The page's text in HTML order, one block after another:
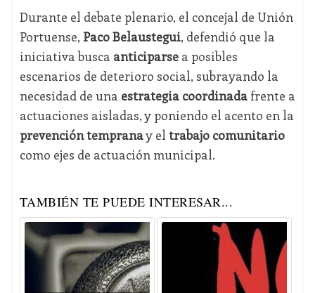
Durante el debate plenario, el concejal de Unión
Portuense, Paco Belaustegui, defendió que la
iniciativa busca anticiparsea posibles
escenarios de deterioro social, subrayando la
necesidad de una estrategia coordinadafrente a
actuaciones aisladas, y poniendo el acento en la
prevención tempranay el trabajo comunitario
como ejes de actuación municipal.
TAMBIÉN TE PUEDE INTERESAR...